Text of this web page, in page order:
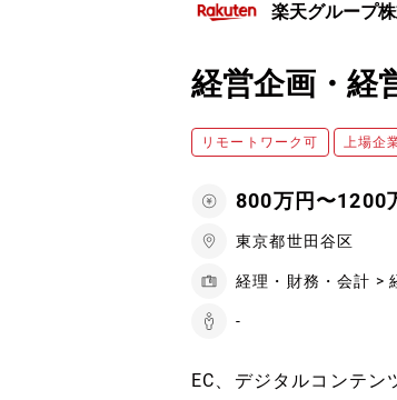
楽天グループ
経営企画・経
リモートワーク可 上場企
800万円〜1200
東京都世田谷区
経理・財務・会計 >
-
EC、デジタルコンテ